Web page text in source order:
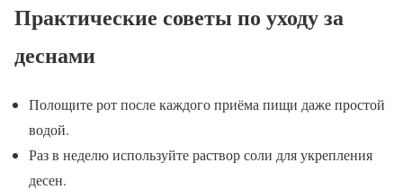
Практические советы по уходу за
деснами
Полощите рот после каждого приёма пищи даже простой
водой.
Раз в неделю используйте раствор соли для укрепления
десен.